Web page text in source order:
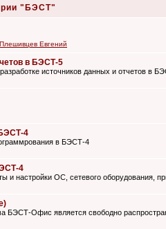
"БЭСТ"
Плешивцев Евгений
в БЭСТ-5
источников данных и отчетов в
4
в БЭСТ-4
4
и настройки ОС, сетевого оборудования,
БЭСТ-Офис является свободно